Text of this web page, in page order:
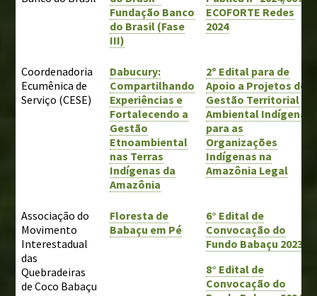
Outras publicações
Perguntas frequentes
Fundação Banco
do Brasil (Fase
III)
ECOFORTE Redes
2024
Coordenadoria
Ecumênica de
Serviço (CESE)
Dabucury:
Compartilhando
Experiências e
Fortalecendo a
Gestão
Etnoambiental
nas Terras
Indígenas da
Amazônia
2º Edital para de
Apoio a Projetos de
Gestão Territorial e
Ambiental Indígena
para as
Organizações
Indígenas na
Amazônia Legal
Associação do
Movimento
Interestadual
das
Quebradeiras
de Coco Babaçu
Floresta de
Babaçu em Pé
6° Edital de
Convocação do
Fundo Babaçu 2023
8° Edital de
Convocação do